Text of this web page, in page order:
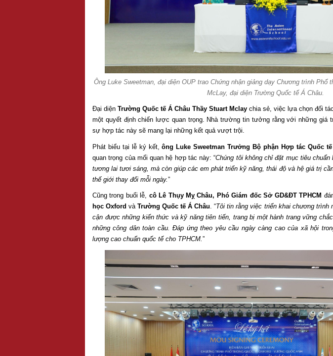
Ông Luke Sweetman, đại diện OUP trao Chứng nhận giảng dạy Chương trình Phổ
McLay, đại diện Trường Quốc tế Á Châu.
Đại diện Trường Quốc tế Á Châu Thầy Stuart Mclay chia sẻ, việc lựa chọn đối
một quyết định chiến lược quan trọng. Nhà trường tin tưởng rằng với những giá
sự hợp tác này sẽ mang lại những kết quả vượt trội.
Phát biểu tại lễ ký kết,ông Luke Sweetman Trưởng Bộ phận Hợp tác Quốc
quan trọng của mối quan hệ hợp tác này: “Chúng tôi không chỉ đặt mục tiêu
tương lai tươi sáng, mà còn giúp các em phát triển kỹ năng, thái độ và hệ giá trị
thế giới thay đổi mỗi ngày. ”
Cũng trong buổi lễ, cô Lê Thụy Mỵ Châu, Phó Giám đốc Sở GD&ĐT TPHCM
học OxfordvàTrường Quốc tế Á Châu. “Tôi tin rằng việc triển khai chương trình
cận được những kiến thức và kỹ năng tiên tiến, trang bị một hành trang vững
những công dân toàn cầu. Đáp ứng theo yêu cầu ngày càng cao của xã hội
lượng cao chuẩn quốc tế cho TPHCM.”